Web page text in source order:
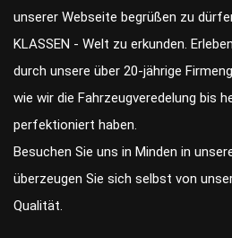
unserer Webseite begrüßen zu
KLASSEN - Welt zu erkunden.
durch unsere über 20-jährige
wie wir die Fahrzeugveredelung bis
perfektioniert haben.
Besuchen Sie uns in Minden in
überzeugen Sie sich selbst von
Qualität.